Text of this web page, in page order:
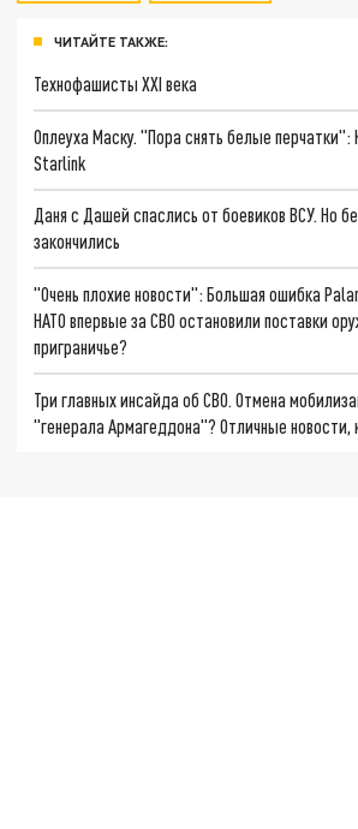
ЧИТАЙТЕ ТАКЖЕ:
Технофашисты XXI века
Оплеуха Маску. "Пора снять белые перчатки":
Starlink
Даня с Дашей спаслись от боевиков ВСУ. Но
закончились
"Очень плохие новости": Большая ошибка
НАТО впервые за СВО остановили поставки
приграничье?
Три главных инсайда об СВО. Отмена
"генерала Армагеддона"? Отличные